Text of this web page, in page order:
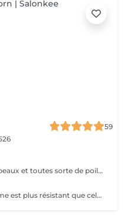
59
Designé pour tout les types de peaux et toutes sorte de poils. Notre laser diode qui fonctionne à trois ondes et ateint ainsi un niveau différent de profondeur. De plus sans sentir de douleurs. Attention! Pour votre premier RDV veuillez prendre un RDV INFORMATION pour remplir le dossier personnel!
Comme homme votre organisme est plus résistant que celui de la femme et dans la pluspart des cas vous aurez besoin de plusieurs séances. Designé pour tout les types de peaux et toutes sorte de poils. Notre laser qui fonctionne à trois ondes et ateint ainsi un niveau différent de profondeur. De plus sans sentir de douleurs. Attention! Pour votre premier RDV veuillez prendre un RDV INFORMATION pour remplir le dossier personnel!